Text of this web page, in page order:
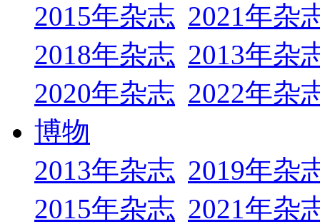
2015年杂志 2021年杂
2018年杂志 2013年杂
2020年杂志 2022年杂
博物
2013年杂志 2019年杂
2015年杂志 2021年杂